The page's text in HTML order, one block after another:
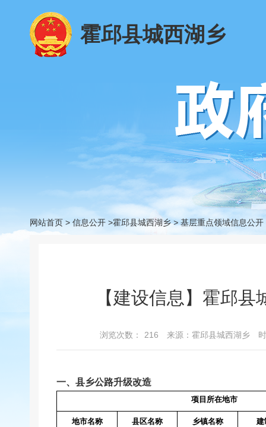
霍邱县城西湖乡
网站首页 > 信息公开 >霍邱县城西湖乡> 基层重点领域信息公开
【建设信息】霍邱
浏览次数： 216 来源：霍邱县城西湖乡
一、县乡公路升级改造
项目所在地市
地市名称 县区名称 乡镇名称 建